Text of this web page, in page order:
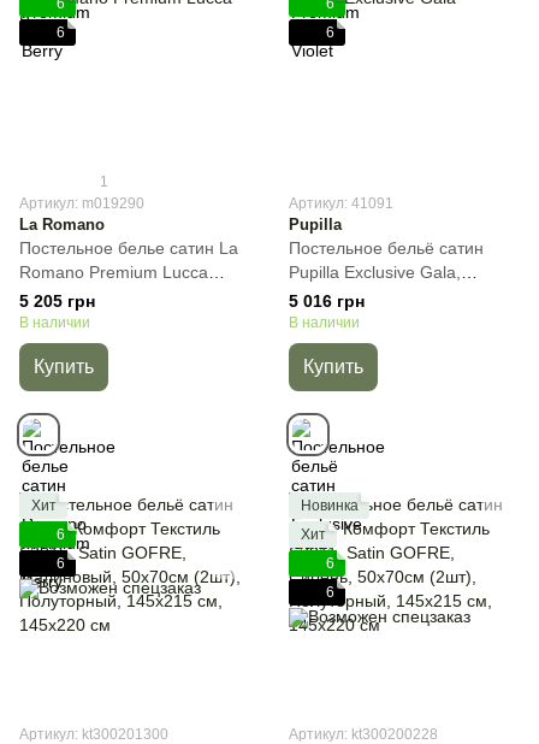
6
1
Артикул: m019290
La Romano
Постельное белье сатин La
Romano Premium Lucca
Berry, Сирень, 50х70см
(2шт) 70х70см (2шт), Евро,
200х220 см, 240х260 см
5 205 грн
В наличии
Купить
6
Артикул: 41091
Pupilla
Постельное бельё сатин
Pupilla Exclusive Gala,
Кремовый, 50х70см (4шт),
Евро, 200х220 см, 240х260
см
5 016 грн
В наличии
Купить
Хит
6
6
Артикул: kt300201300
Новинка
Хит
6
6
Артикул: kt300200228